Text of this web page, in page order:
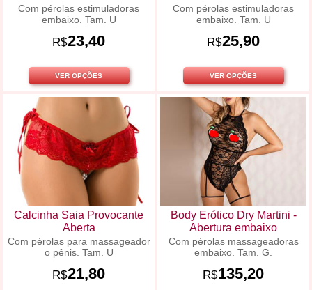
Com pérolas estimuladoras
embaixo. Tam. U
R$23,40
VER OPÇÕES
Com pérolas estimuladoras
embaixo. Tam. U
R$25,90
VER OPÇÕES
Calcinha Saia Provocante
Aberta
Com pérolas para massageador
o pênis. Tam. U
R$21,80
Body Erótico Dry Martini -
Abertura embaixo
Com pérolas massageadoras
embaixo. Tam. G.
R$135,20